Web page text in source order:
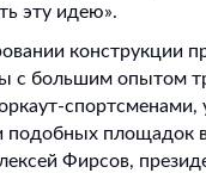
эту идею».
конструкции
с большим опытом
спортсменами,
подобных площадок
Фирсов,